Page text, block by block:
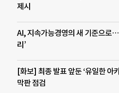
제시
AI, 지속가능경영의 새 기준으로…
리’
[화보] 최종 발표 앞둔 ‘유일한 아
막판 점검